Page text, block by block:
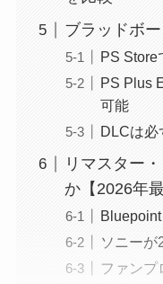
ブラッドボ
PS Store
PS Plus
可能
DLCは必
リマスター
か【2026年最
ソニーが
ファンプ